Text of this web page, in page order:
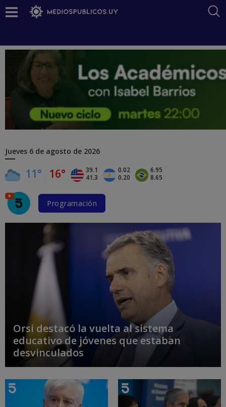
Jueves 6 de agosto de 2026
11° 16°
39.1
41.3
0.02
0.20
6.95
8.65
Programación
Orsi destacó la vuelta al sistema
educativo de jóvenes que estaban
desvinculados